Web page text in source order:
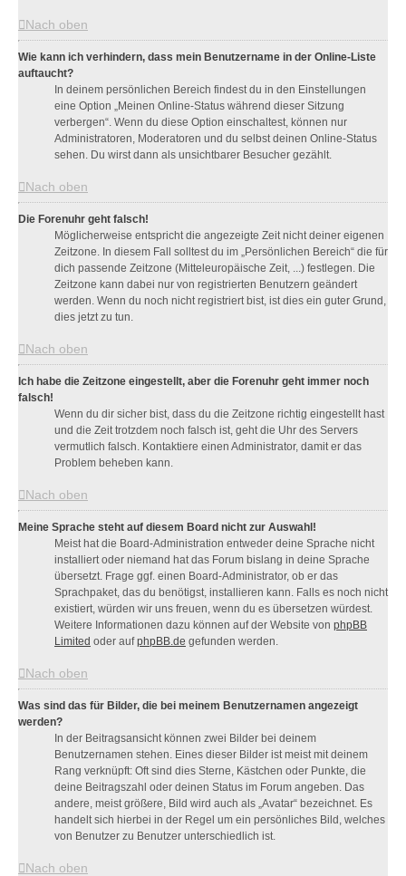
Nach oben
Wie kann ich verhindern, dass mein Benutzername in der Online-Liste
auftaucht?
In deinem persönlichen Bereich findest du in den Einstellungen
eine Option „Meinen Online-Status während dieser Sitzung
verbergen“. Wenn du diese Option einschaltest, können nur
Administratoren, Moderatoren und du selbst deinen Online-Status
sehen. Du wirst dann als unsichtbarer Besucher gezählt.
Nach oben
Die Forenuhr geht falsch!
Möglicherweise entspricht die angezeigte Zeit nicht deiner eigenen
Zeitzone. In diesem Fall solltest du im „Persönlichen Bereich“ die für
dich passende Zeitzone (Mitteleuropäische Zeit, ...) festlegen. Die
Zeitzone kann dabei nur von registrierten Benutzern geändert
werden. Wenn du noch nicht registriert bist, ist dies ein guter Grund,
dies jetzt zu tun.
Nach oben
Ich habe die Zeitzone eingestellt, aber die Forenuhr geht immer noch
falsch!
Wenn du dir sicher bist, dass du die Zeitzone richtig eingestellt hast
und die Zeit trotzdem noch falsch ist, geht die Uhr des Servers
vermutlich falsch. Kontaktiere einen Administrator, damit er das
Problem beheben kann.
Nach oben
Meine Sprache steht auf diesem Board nicht zur Auswahl!
Meist hat die Board-Administration entweder deine Sprache nicht
installiert oder niemand hat das Forum bislang in deine Sprache
übersetzt. Frage ggf. einen Board-Administrator, ob er das
Sprachpaket, das du benötigst, installieren kann. Falls es noch nicht
existiert, würden wir uns freuen, wenn du es übersetzen würdest.
Weitere Informationen dazu können auf der Website von phpBB
Limited oder aufphpBB.de gefunden werden.
Nach oben
Was sind das für Bilder, die bei meinem Benutzernamen angezeigt
werden?
In der Beitragsansicht können zwei Bilder bei deinem
Benutzernamen stehen. Eines dieser Bilder ist meist mit deinem
Rang verknüpft: Oft sind dies Sterne, Kästchen oder Punkte, die
deine Beitragszahl oder deinen Status im Forum angeben. Das
andere, meist größere, Bild wird auch als „Avatar“ bezeichnet. Es
handelt sich hierbei in der Regel um ein persönliches Bild, welches
von Benutzer zu Benutzer unterschiedlich ist.
Nach oben